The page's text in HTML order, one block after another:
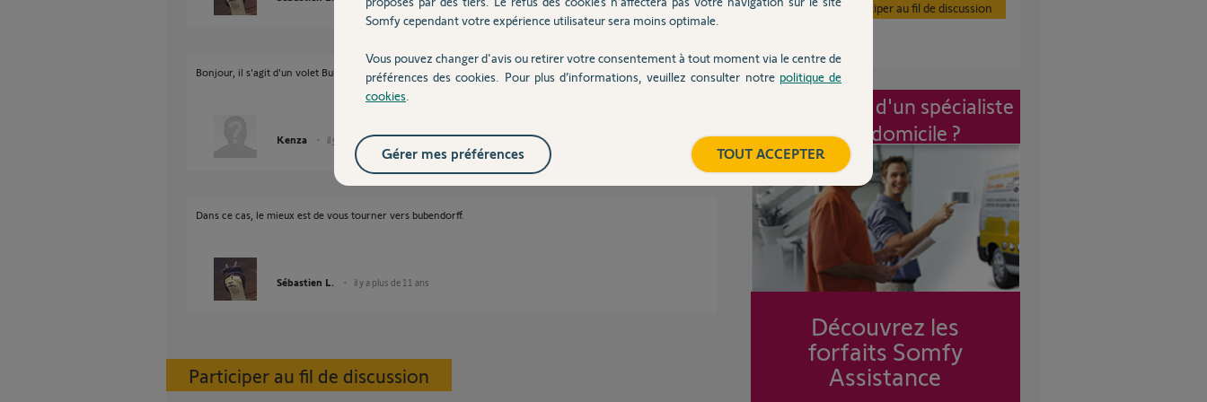
Bonjour, il s'agit d'un volet Bubendorff Mono Classic qui est bien alimenté électriquement.
Kenza il y a plus de 11 ans
Dans ce cas, le mieux est de vous tourner vers bubendorff.
Sébastien L. il y a plus de 11 ans
Participer au fil de discussion
Participer au fil de discussion
Intervention d'un spécialiste
à mon domicile ?
Découvrez les
forfaits Somfy
Assistance
Somfy cependant votre expérience utilisateur sera moins optimale.
Vous pouvez changer d'avis ou retirer votre consentement à tout moment via le centre de
préférences des cookies. Pour plus d’informations, veuillez consulter notre politique de
cookies
TOUT ACCEPTER
Gérer mes préférences